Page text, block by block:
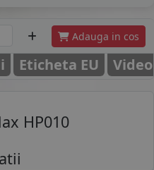
Adauga in cos
Eticheta EU Video
HP010